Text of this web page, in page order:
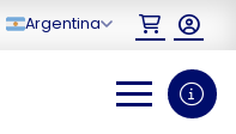
Argentina